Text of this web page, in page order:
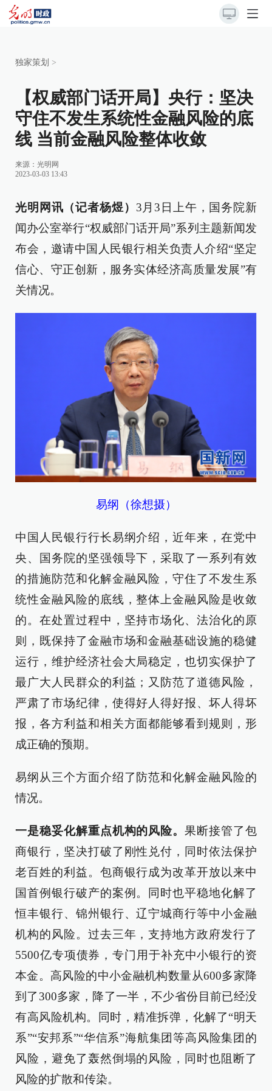
独家策划 >
【权威部门话开局】央行：坚决
守住不发生系统性金融风险的底
线 当前金融风险整体收敛
来源： 光明网
2023-03-03 13:43
光明网讯（记者杨煜） 3月3日上午，国务院新
闻办公室举行“权威部门话开局”系列主题新闻发
布会，邀请中国人民银行相关负责人介绍“坚定
信心、守正创新，服务实体经济高质量发展”有
关情况。
易纲（徐想摄）
中国人民银行行长易纲介绍，近年来，在党中
央、国务院的坚强领导下，采取了一系列有效
的措施防范和化解金融风险，守住了不发生系
统性金融风险的底线，整体上金融风险是收敛
的。在处置过程中，坚持市场化、法治化的原
则，既保持了金融市场和金融基础设施的稳健
运行，维护经济社会大局稳定，也切实保护了
最广大人民群众的利益；又防范了道德风险，
严肃了市场纪律，使得好人得好报、坏人得坏
报，各方利益和相关方面都能够看到规则，形
成正确的预期。
易纲从三个方面介绍了防范和化解金融风险的
情况。
一是稳妥化解重点机构的风险。果断接管了包
商银行，坚决打破了刚性兑付，同时依法保护
老百姓的利益。包商银行成为改革开放以来中
国首例银行破产的案例。同时也平稳地化解了
恒丰银行、锦州银行、辽宁城商行等中小金融
机构的风险。过去三年，支持地方政府发行了
5500亿专项债券，专门用于补充中小银行的资
本金。高风险的中小金融机构数量从600多家降
到了300多家，降了一半，不少省份目前已经没
有高风险机构。同时，精准拆弹，化解了“明天
系”“安邦系”“华信系”海航集团等高风险集团的
风险，避免了轰然倒塌的风险，同时也阻断了
风险的扩散和传染。